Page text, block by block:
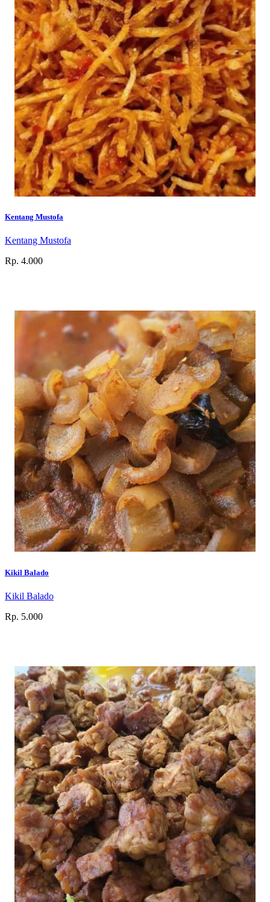
Kentang Mustofa
Kentang Mustofa
Rp. 4.000
Kikil Balado
Kikil Balado
Rp. 5.000